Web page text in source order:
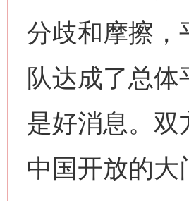
分歧和摩擦，
队达成了总
是好消息。
中国开放的